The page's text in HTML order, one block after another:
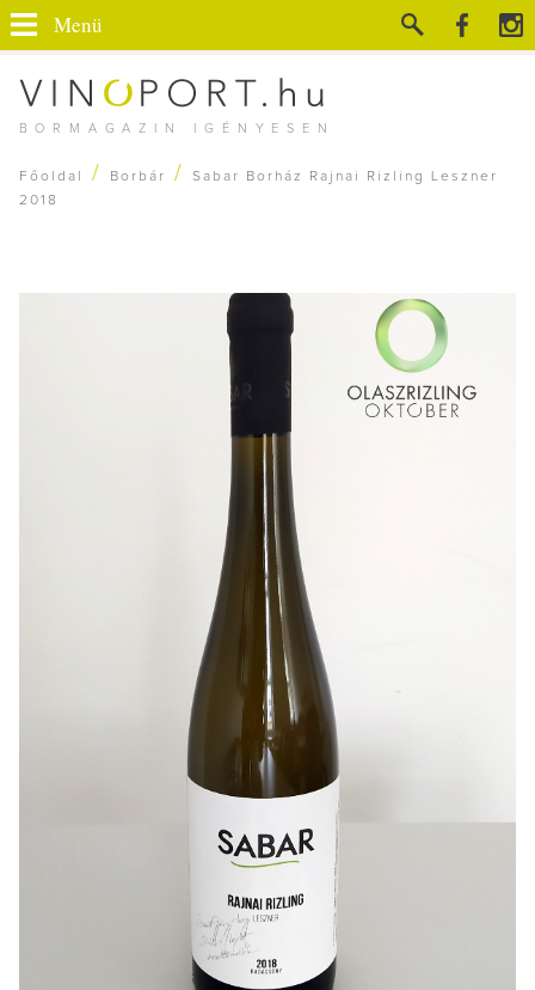
BORMAGAZIN IGÉNYESEN
Menü
Főoldal / Borbár /
Sabar Borház Rajnai Rizling Leszner
2018